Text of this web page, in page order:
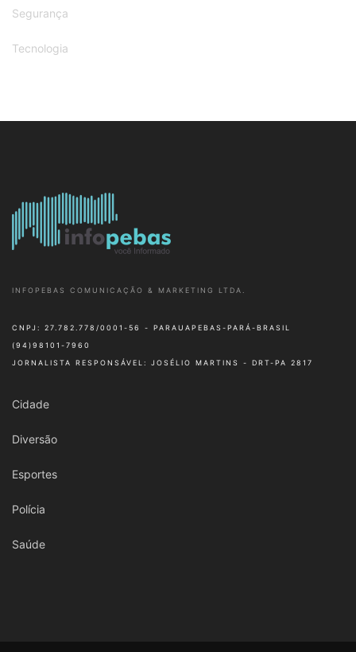
Segurança
Tecnologia
INFOPEBAS COMUNICAÇÃO & MARKETING LTDA.
CNPJ: 27.782.778/0001-56 - PARAUAPEBAS-PARÁ-BRASIL
(94)98101-7960
JORNALISTA RESPONSÁVEL: JOSÉLIO MARTINS - DRT-PA 2817
Cidade
Diversão
Esportes
Polícia
Saúde